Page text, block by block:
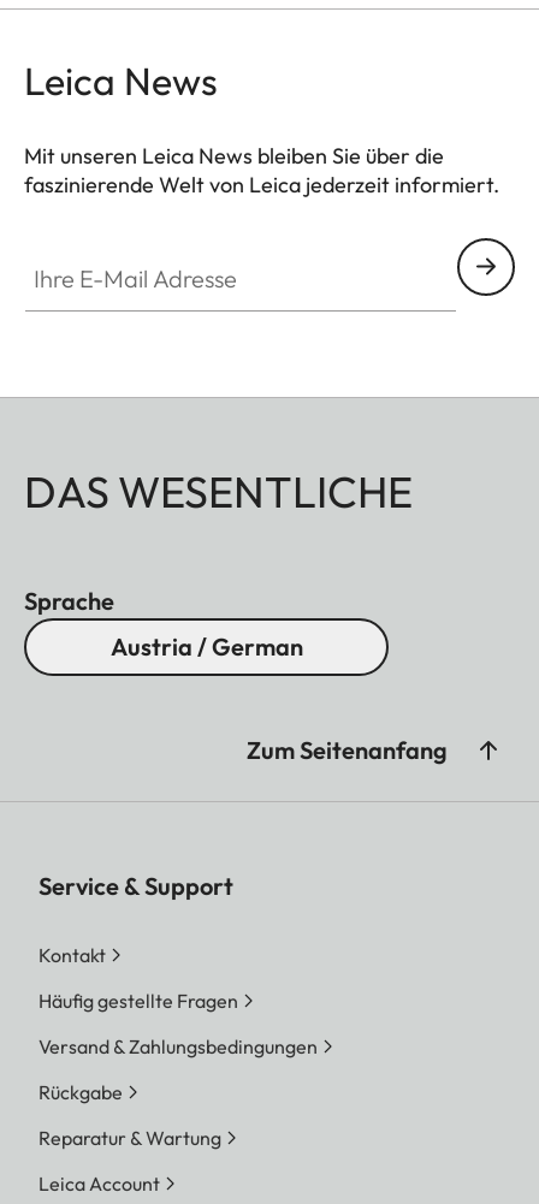
Leica News
Mit unseren Leica News bleiben Sie über die
faszinierende Welt von Leica jederzeit informiert.
DAS WESENTLICHE
Sprache
Austria / German
Zum Seitenanfang
Service & Support
Kontakt
Häufig gestellte Fragen
Versand & Zahlungsbedingungen
Rückgabe
Reparatur & Wartung
Leica Account